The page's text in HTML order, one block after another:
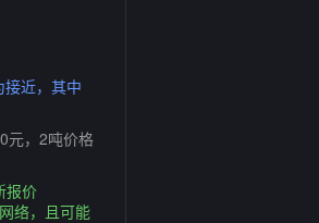
近，其中
元，2吨价格
报价
络，且可能